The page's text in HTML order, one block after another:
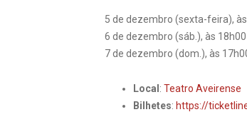
5 de dezembro (sexta-feira),
6 de dezembro (sáb.), às 18h00
7 de dezembro (dom.), às
Local : Teatro Aveirense
Bilhetes: https://